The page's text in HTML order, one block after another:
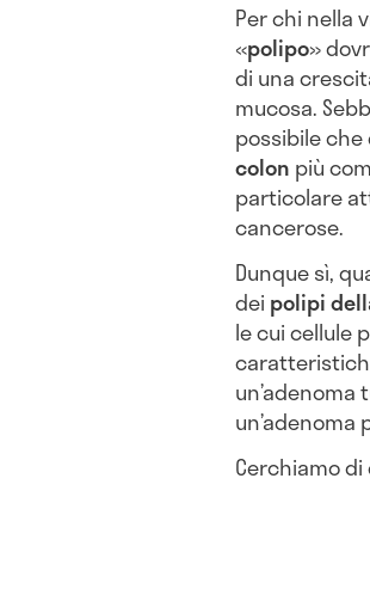
Per chi nella
«polipo»
di una
mucosa.
possibile
colon più
particolare
cancerose.
Dunque sì,
dei polipi
le cui cellule
un’adenoma
Cerchiamo